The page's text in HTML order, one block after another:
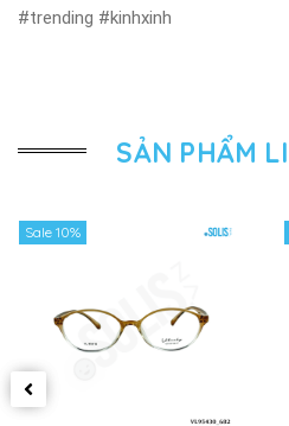
#trending #kinhxinh
SẢN PHẨM
Sale 10%